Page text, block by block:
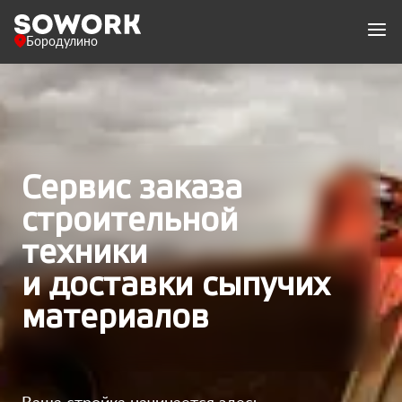
Бородулино
Сервис заказа
строительной
техники
и доставки сыпучих
материалов